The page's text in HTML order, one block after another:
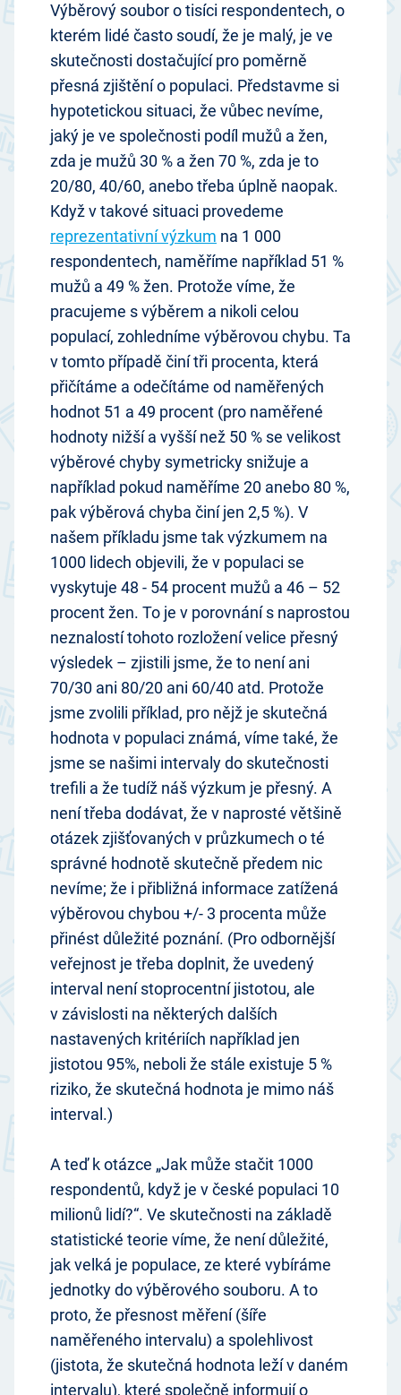
Výběrový soubor o tisíci respondentech, o
kterém lidé často soudí, že je malý, je ve
skutečnosti dostačující pro poměrně
přesná zjištění o populaci. Představme si
hypotetickou situaci, že vůbec nevíme,
jaký je ve společnosti podíl mužů a žen,
zda je mužů 30 % a žen 70 %, zda je to
20/80, 40/60, anebo třeba úplně naopak.
Když v takové situaci provedeme
reprezentativní výzkum na 1 000
respondentech, naměříme například 51 %
mužů a 49 % žen. Protože víme, že
pracujeme s výběrem a nikoli celou
populací, zohledníme výběrovou chybu. Ta
v tomto případě činí tři procenta, která
přičítáme a odečítáme od naměřených
hodnot 51 a 49 procent (pro naměřené
hodnoty nižší a vyšší než 50 % se velikost
výběrové chyby symetricky snižuje a
například pokud naměříme 20 anebo 80 %,
pak výběrová chyba činí jen 2,5 %). V
našem příkladu jsme tak výzkumem na
1000 lidech objevili, že v populaci se
vyskytuje 48 - 54 procent mužů a 46 – 52
procent žen. To je v porovnání s naprostou
neznalostí tohoto rozložení velice přesný
výsledek – zjistili jsme, že to není ani
70/30 ani 80/20 ani 60/40 atd. Protože
jsme zvolili příklad, pro nějž je skutečná
hodnota v populaci známá, víme také, že
jsme se našimi intervaly do skutečnosti
trefili a že tudíž náš výzkum je přesný. A
není třeba dodávat, že v naprosté většině
otázek zjišťovaných v průzkumech o té
správné hodnotě skutečně předem nic
nevíme; že i přibližná informace zatížená
výběrovou chybou +/- 3 procenta může
přinést důležité poznání. (Pro odbornější
veřejnost je třeba doplnit, že uvedený
interval není stoprocentní jistotou, ale
v závislosti na některých dalších
nastavených kritériích například jen
jistotou 95%, neboli že stále existuje 5 %
riziko, že skutečná hodnota je mimo náš
interval.)
A teď k otázce „Jak může stačit 1000
respondentů, když je v české populaci 10
milionů lidí?“. Ve skutečnosti na základě
statistické teorie víme, že není důležité,
jak velká je populace, ze které vybíráme
jednotky do výběrového souboru. A to
proto, že přesnost měření (šíře
naměřeného intervalu) a spolehlivost
(jistota, že skutečná hodnota leží v daném
intervalu), které společně informují o